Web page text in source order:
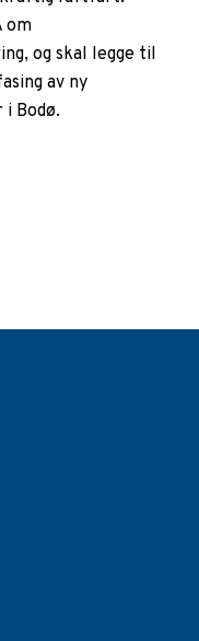
om
og skal legge til
av ny
Bodø.